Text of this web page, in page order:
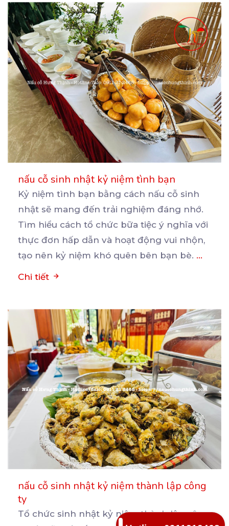
nấu cỗ sinh nhật kỷ niệm tình bạn
Kỷ niệm tình bạn bằng cách nấu cỗ sinh
nhật sẽ mang đến trải nghiệm đáng nhớ.
Tìm hiểu cách tổ chức bữa tiệc ý nghĩa với
thực đơn hấp dẫn và hoạt động vui nhộn,
tạo nên kỷ niệm khó quên bên bạn bè. ...
Chi tiết
nấu cỗ sinh nhật kỷ niệm thành lập công
ty
Tổ chức sinh nhật kỷ niệm thành lập công